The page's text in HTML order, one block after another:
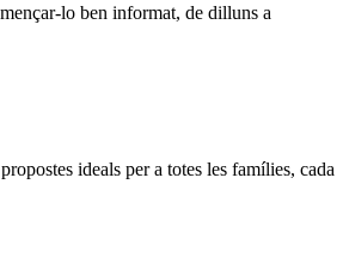
lo ben informat, de dilluns a
ideals per a totes les famílies, cada